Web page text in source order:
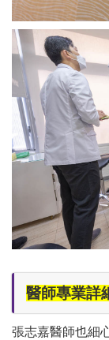
醫師專業詳
張志嘉醫師也細